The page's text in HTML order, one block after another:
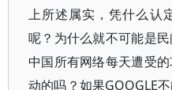
上所述属实，凭什么认
呢？为什么就不可能是
中国所有网络每天遭受
动的吗？如果GOOGLE